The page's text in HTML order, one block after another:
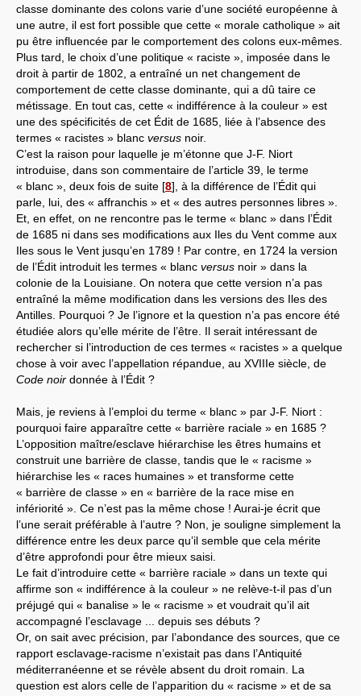
classe dominante des colons varie d’une société européenne à
une autre, il est fort possible que cette « morale catholique » ait
pu être influencée par le comportement des colons eux-mêmes.
Plus tard, le choix d’une politique « raciste », imposée dans le
droit à partir de 1802, a entraîné un net changement de
comportement de cette classe dominante, qui a dû taire ce
métissage. En tout cas, cette « indifférence à la couleur » est
une des spécificités de cet Édit de 1685, liée à l’absence des
termes « racistes » blanc versus noir.
C’est la raison pour laquelle je m’étonne que J-F. Niort
introduise, dans son commentaire de l’article 39, le terme
« blanc », deux fois de suite [8] , à la différence de l’Édit qui
parle, lui, des « affranchis » et « des autres personnes libres ».
Et, en effet, on ne rencontre pas le terme « blanc » dans l’Édit
de 1685 ni dans ses modifications aux Iles du Vent comme aux
Iles sous le Vent jusqu’en 1789 ! Par contre, en 1724 la version
de l’Édit introduit les termes « blanc versus noir » dans la
colonie de la Louisiane. On notera que cette version n’a pas
entraîné la même modification dans les versions des Iles des
Antilles. Pourquoi ? Je l’ignore et la question n’a pas encore été
étudiée alors qu’elle mérite de l’être. Il serait intéressant de
rechercher si l’introduction de ces termes « racistes » a quelque
chose à voir avec l’appellation répandue, au XVIIIe siècle, de
Code noir donnée à l’Édit ?
Mais, je reviens à l’emploi du terme « blanc » par J-F. Niort :
pourquoi faire apparaître cette « barrière raciale » en 1685 ?
L’opposition maître/esclave hiérarchise les êtres humains et
construit une barrière de classe, tandis que le « racisme »
hiérarchise les « races humaines » et transforme cette
« barrière de classe » en « barrière de la race mise en
infériorité ». Ce n’est pas la même chose ! Aurai-je écrit que
l’une serait préférable à l’autre ? Non, je souligne simplement la
différence entre les deux parce qu’il semble que cela mérite
d’être approfondi pour être mieux saisi.
Le fait d’introduire cette « barrière raciale » dans un texte qui
affirme son « indifférence à la couleur » ne relève-t-il pas d’un
préjugé qui « banalise » le « racisme » et voudrait qu’il ait
accompagné l’esclavage ... depuis ses débuts ?
Or, on sait avec précision, par l’abondance des sources, que ce
rapport esclavage-racisme n’existait pas dans l’Antiquité
méditerranéenne et se révèle absent du droit romain. La
question est alors celle de l’apparition du « racisme » et de sa